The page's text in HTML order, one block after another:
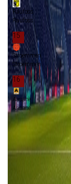
Raufoss
Raufoss
15
Stroemmen
Stroemmen
16
Aasane
Aasane
Promotie